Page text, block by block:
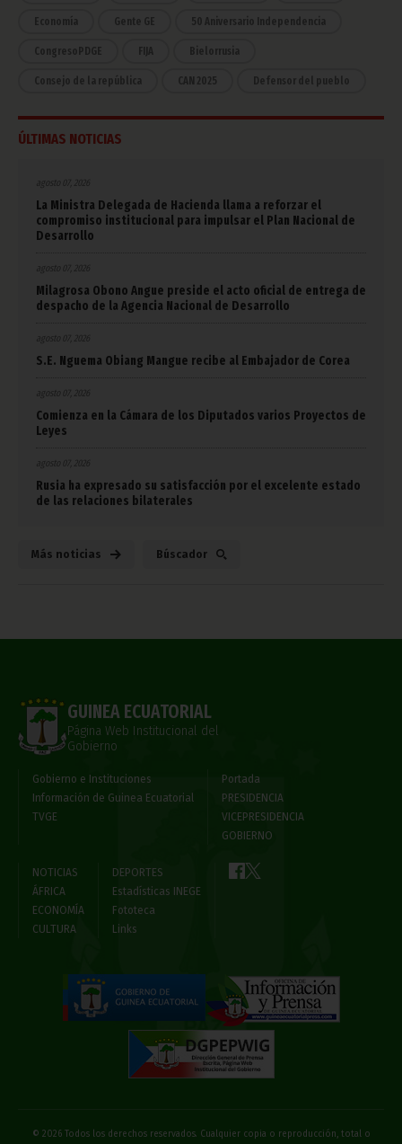
Economía Gente GE 50 Aniversario Independencia
CongresoPDGE FIJA Bielorrusia
Consejo de la república CAN 2025 Defensor del pueblo
ÚLTIMAS NOTICIAS
agosto 07, 2026
La Ministra Delegada de Hacienda llama a reforzar el
compromiso institucional para impulsar el Plan Nacional de
Desarrollo
agosto 07, 2026
Milagrosa Obono Angue preside el acto oficial de entrega de
despacho de la Agencia Nacional de Desarrollo
agosto 07, 2026
S.E. Nguema Obiang Mangue recibe al Embajador de Corea
agosto 07, 2026
Comienza en la Cámara de los Diputados varios Proyectos de
Leyes
agosto 07, 2026
Rusia ha expresado su satisfacción por el excelente estado
de las relaciones bilaterales
Más noticias Búscador
GUINEA ECUATORIAL
Página Web Institucional del
Gobierno
Gobierno e Instituciones
Información de Guinea Ecuatorial
TVGE
Portada
PRESIDENCIA
VICEPRESIDENCIA
GOBIERNO
NOTICIAS
ÁFRICA
ECONOMÍA
CULTURA
DEPORTES
Estadísticas INEGE
Fototeca
Links
© 2026 Todos los derechos reservados. Cualquier copia o reproducción, total o